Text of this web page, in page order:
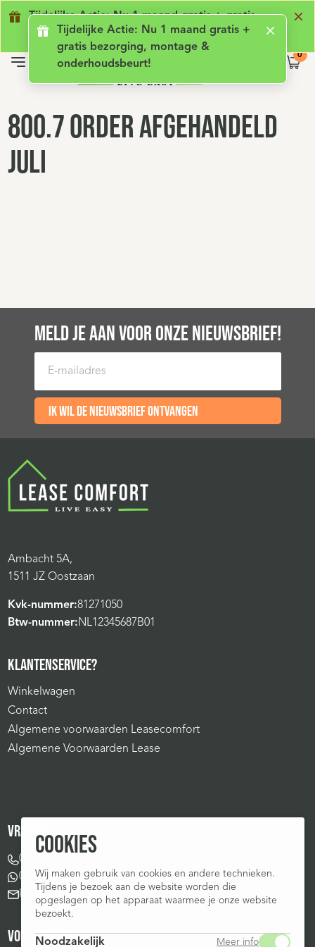
Tijdelijke Actie: Nu 1 maand gratis + gratis
bezorging, montage & onderhoudsbeurt!
Tijdelijke Actie: Nu 1 maand gratis +
gratis bezorging, montage &
onderhoudsbeurt!
Geen lening met rente Luxe comfort
800.7 Order afgehandeld
juli
MELD JE AAN VOOR ONZE NIEUWSBRIEF!
E-mailadres
Ik wil de nieuwsbrief ontvangen
Ambacht 5A,
1511 JZ Oostzaan
Kvk-nummer:81271050
Btw-nummer: NL12345687B01
KLANTENSERVICE?
Winkelwagen
Contact
Algemene voorwaarden Leasecomfort
Algemene Voorwaarden Lease
VRAGEN?
075-207 1075
075-207 1075
klantenservice@leasecomfort.nl
VOLG ONS OP:
COOKIES
Wij maken gebruik van cookies en andere technieken.
Tijdens je bezoek aan de website worden die
opgeslagen op het apparaat waarmee je onze website
bezoekt.
Noodzakelijk Meer info